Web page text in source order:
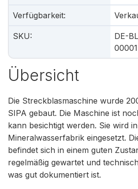
Verfügbarkeit:
SKU:
DE-
00001
Übersicht
Die Streckblasmaschine wurde
SIPA gebaut. Die Maschine ist
kann besichtigt werden. Sie wird
Mineralwasserfabrik eingesetzt.
befindet sich in einem guten
regelmäßig gewartet und
was gut dokumentiert ist.